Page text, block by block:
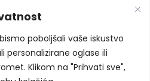
poboljšali vaše iskustvo
personalizirane oglase ili
Klikom na "Prihvati sve",